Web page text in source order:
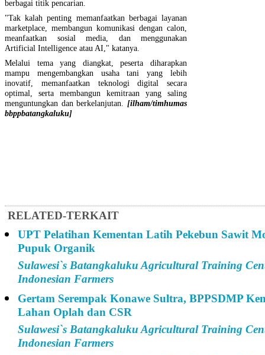
berbagai titik pencarian.
"Tak kalah penting memanfaatkan berbagai layanan
marketplace, membangun komunikasi dengan calon,
meanfaatkan sosial media, dan menggunakan
Artificial Intelligence atau AI," katanya.
Melalui tema yang diangkat, peserta diharapkan
mampu mengembangkan usaha tani yang lebih
inovatif, memanfaatkan teknologi digital secara
optimal, serta membangun kemitraan yang saling
menguntungkan dan berkelanjutan. [ilham/timhumas
bbppbatangkaluku]
RELATED-TERKAIT
UPT Pelatihan Kementan Latih Pekebun Sawit
Pupuk Organik
Sulawesi`s Batangkaluku Agricultural Training
Indonesian Farmers
Gertam Serempak Konawe Sultra, BPPSDMP
Lahan Oplah dan CSR
Sulawesi`s Batangkaluku Agricultural Training
Indonesian Farmers